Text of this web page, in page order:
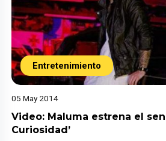
Entretenimiento
05 May 2014
Video: Maluma estrena el
Curiosidad’